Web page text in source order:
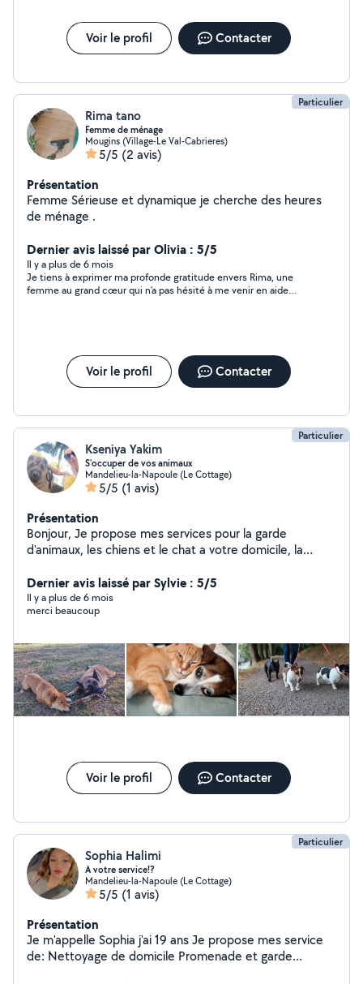
qui vous empêchent d'avancer, quelque soit le domaine.
Mes cartes oracles et ma guidance intuitive sauront
délivrer les messages nécessaires à votre évolution.
sur votre chemin pour une vie plus alignée .
Voir le profil Contacter
Particulier
Rima tano
Femme de ménage
Mougins (Village-Le Val-Cabrieres)
5/5 (2 avis)
Présentation
Femme Sérieuse et dynamique je cherche des heures
de ménage .
Dernier avis laissé par Olivia : 5/5
Il y a plus de 6 mois
Je tiens à exprimer ma profonde gratitude envers Rima, une
femme au grand cœur qui n’a pas hésité à me venir en aide
recommande vivement à quiconque cherche une personne
fiable et bienveillante. Merci, Rima, pour tout ce que vous avez
fait pour moi.
Voir le profil Contacter
Particulier
Kseniya Yakim
S'occuper de vos animaux
Mandelieu-la-Napoule (Le Cottage)
5/5 (1 avis)
Présentation
Bonjour, Je propose mes services pour la garde
d'animaux, les chiens et le chat a votre domicile, la
Mandelieu - la - Napoule, Cannes la Bocca, centre
Cannes . P.S. J'adore les animaux !
Dernier avis laissé par Sylvie : 5/5
Il y a plus de 6 mois
merci beaucoup
Voir le profil Contacter
Particulier
Sophia Halimi
A votre service!?
Mandelieu-la-Napoule (Le Cottage)
5/5 (1 avis)
Présentation
Je m'appelle Sophia j'ai 19 ans Je propose mes service
de: Nettoyage de domicile Promenade et garde